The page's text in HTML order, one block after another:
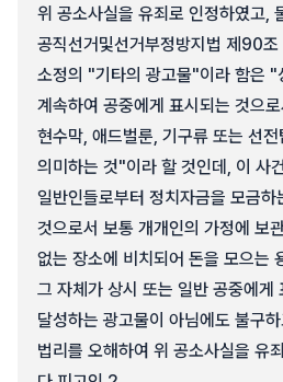
위 공소사실을 유죄로 인정하였고,
공직선거및선거부정방지법 제90조
소정의 "기타의 광고물"이라 함은 "
계속하여 공중에게 표시되는 것으
현수막, 애드벌룬, 기구류 또는 선
의미하는 것"이라 할 것인데, 이 사
일반인들로부터 정치자금을 모금하
것으로서 보통 개개인의 가정에 보
없는 장소에 비치되어 돈을 모으는
그 자체가 상시 또는 일반 공중에게
달성하는 광고물이 아님에도 불구
법리를 오해하여 위 공소사실을 유